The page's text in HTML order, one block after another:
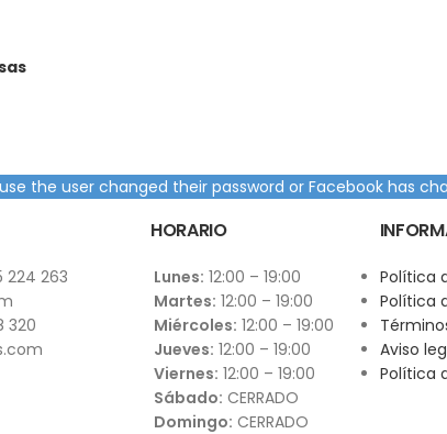
the user changed their password or Facebook has
224 263
320
HORARIO
Lunes: 12:00 – 19:00
Martes: 12:00 – 19:00
Miércoles: 12:00 – 19:00
Jueves: 12:00 – 19:00
Viernes: 12:00 – 19:00
Sábado: CERRADO
Domingo: CERRADO
Política
Política
Aviso
Política